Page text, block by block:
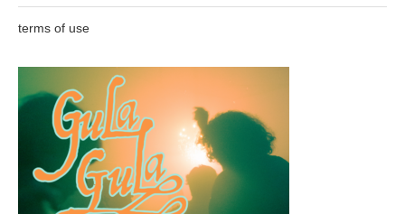
terms of use